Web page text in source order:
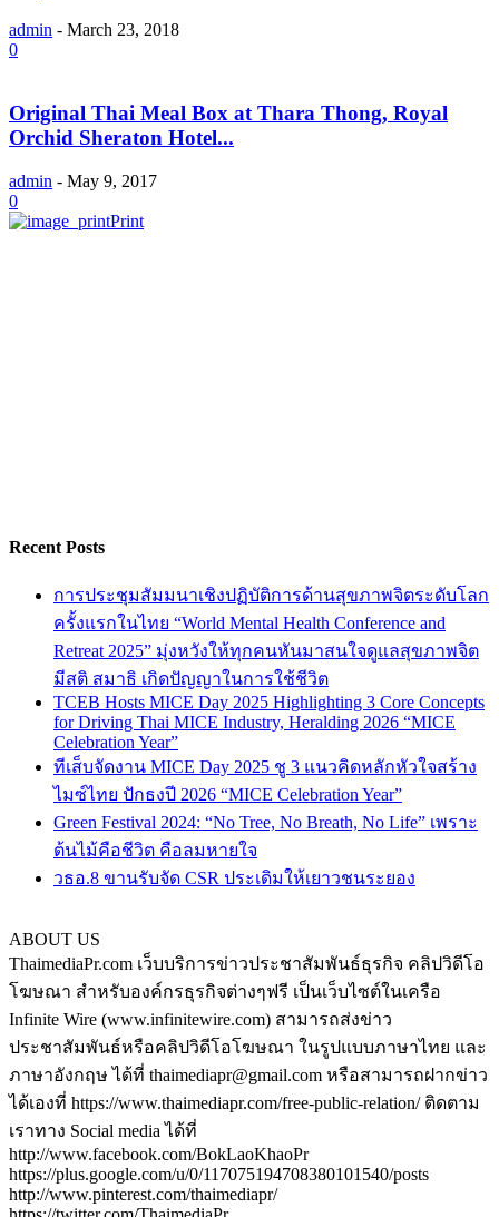
admin - March 23, 2018
0
Original Thai Meal Box at Thara Thong, Royal
Orchid Sheraton Hotel...
admin - May 9, 2017
0
Print
Recent Posts
การประชุมสัมมนาเชิงปฏิบัติการด้านสุขภาพจิตระดับโลก
ครั้งแรกในไทย “World Mental Health Conference and
Retreat 2025” มุ่งหวังให้ทุกคนหันมาสนใจดูแลสุขภาพจิต
มีสติ สมาธิ เกิดปัญญาในการใช้ชีวิต
TCEB Hosts MICE Day 2025 Highlighting 3 Core Concepts
for Driving Thai MICE Industry, Heralding 2026 “MICE
Celebration Year”
ทีเส็บจัดงาน MICE Day 2025 ชู 3 แนวคิดหลักหัวใจสร้าง
ไมซ์ไทย ปักธงปี 2026 “MICE Celebration Year”
Green Festival 2024: “No Tree, No Breath, No Life” เพราะ
ต้นไม้คือชีวิต คือลมหายใจ
วธอ.8 ขานรับจัด CSR ประเดิมให้เยาวชนระยอง
ABOUT US
ThaimediaPr.com เว็บบริการข่าวประชาสัมพันธ์ธุรกิจ คลิปวิดีโอ
โฆษณา สำหรับองค์กรธุรกิจต่างๆฟรี เป็นเว็บไซต์ในเครือ
Infinite Wire (www.infinitewire.com) สามารถส่งข่าว
ประชาสัมพันธ์หรือคลิปวิดีโอโฆษณา ในรูปแบบภาษาไทย และ
ภาษาอังกฤษ ได้ที่ thaimediapr@gmail.com หรือสามารถฝากข่าว
ได้เองที่ https://www.thaimediapr.com/free-public-relation/ ติดตาม
เราทาง Social media ได้ที่
http://www.facebook.com/BokLaoKhaoPr
https://plus.google.com/u/0/117075194708380101540/posts
http://www.pinterest.com/thaimediapr/